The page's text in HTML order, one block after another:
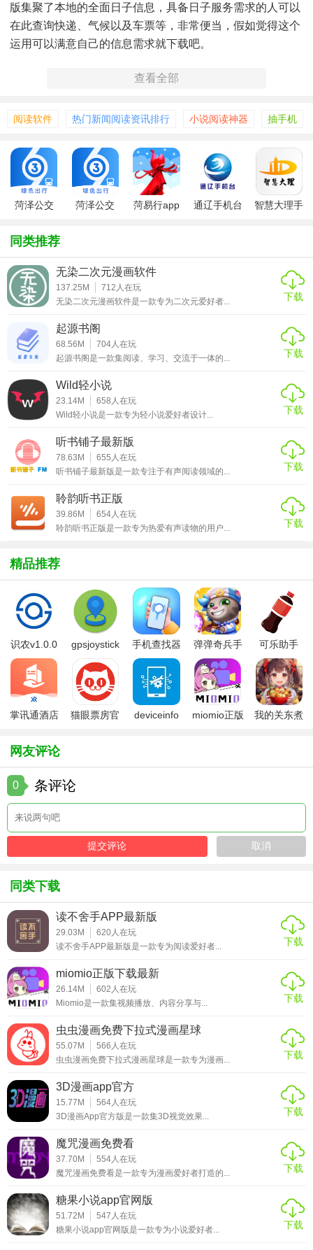
版集聚了本地的全面日子信息，具备日子服务需求的人可以
在此查询快递、气候以及车票等，非常便当，假如觉得这个
运用可以满意自己的信息需求就下载吧。
新闻来源广泛，菏泽市之下的区县、城镇等新闻资讯都会集
聚在这里以供用户阅读；
新闻一键转发，阅读一则新闻报道之后觉得价值比较高的话
就可以举荐给老友；
运用查找工具直接进行自主查找；
自选电视频道，在线点播电视的时分即可找到政协、统战
部、环保局、安监局、卫计委等各个频道；
日子信息服务，除了在此阅读新闻之外用户还能在此找到掩
集合热点工作，想要了解当下最新的、抢手的新闻工作则可
【软件功用】
带着手机在身边可以随时阅读菏泽市的新闻，点击新闻标题
就能获取新闻内容；
使用这个运用可以了解来自全球的新闻报道，世界上重要的
新闻工作可以及时了解；
在点播喜欢的节目频道；
新闻直播的视频可以在线直接播放，观看新闻直播的时分可
以在讨论区与人沟通；
在此可以找到书记、市长的信箱，自己的主张、定见可以直
接发送书记市长信箱；
接参与网络问政；
【运用说明】
1、下载并安装app在手机上，运用第三方账号就能登录
2、进入主页，在主页就能看到菏泽市最新的新闻资讯
3、挑选菏泽新闻，菏泽市以及菏泽市各个区县的新闻都能找
到
4、进入视听专区，在此可以找到本地的悉数电视频道
5、点击直播菏泽，用户可以在线观看直播视频
6、进入日子圈，各色各样的日子服务信息可以自主筛选
【软件亮点】
支撑在线、离线缓存看视频，时用户打发时刻最佳神器；
支撑模仿遥控器，妈妈再也不必担忧找不到电视遥控器
查看全部
阅读软件 热门新闻阅读资讯排行 小说阅读神器 抽手机
菏泽公交
菏泽公交 菏易行app 通辽手机台
智慧大理手
同类推荐
无染二次元漫画软件
137.25M 712 人在玩
无染二次元漫画软件是一款专为二次元爱好者...
下载
起源书阁
68.56M 704 人在玩
起源书阁是一款集阅读、学习、交流于一体的...
下载
Wild轻小说
23.14M 658 人在玩
Wild轻小说是一款专为轻小说爱好者设计...
下载
听书铺子最新版
78.63M 655 人在玩
听书铺子最新版是一款专注于有声阅读领域的...
下载
聆韵听书正版
39.86M 654 人在玩
聆韵听书正版是一款专为热爱有声读物的用户...
下载
精品推荐
识农v1.0.0
gpsjoystick
手机查找器
app
弹弹奇兵手
游免费版
可乐助手
5.26版本
掌讯通酒店
猫眼票房官
deviceinfo
miomio正版
我的关东煮
网友评论
0 条评论
同类下载
读不舍手APP最新版
29.03M 620人在玩
读不舍手APP最新版是一款专为阅读爱好者...
下载
miomio正版下载最新
26.14M 602 人在玩
Miomio是一款集视频播放、内容分享与...
下载
虫虫漫画免费下拉式漫画星球
55.07M 566 人在玩
虫虫漫画免费下拉式漫画星球是一款专为漫画...
下载
3D漫画app官方
15.77M 564人在玩
3D漫画App官方版是一款集3D视觉效果...
下载
魔咒漫画免费看
37.70M 554人在玩
魔咒漫画免费看是一款专为漫画爱好者打造的...
下载
糖果小说app官网版
51.72M 547 人在玩
糖果小说app官网版是一款专为小说爱好者...
下载